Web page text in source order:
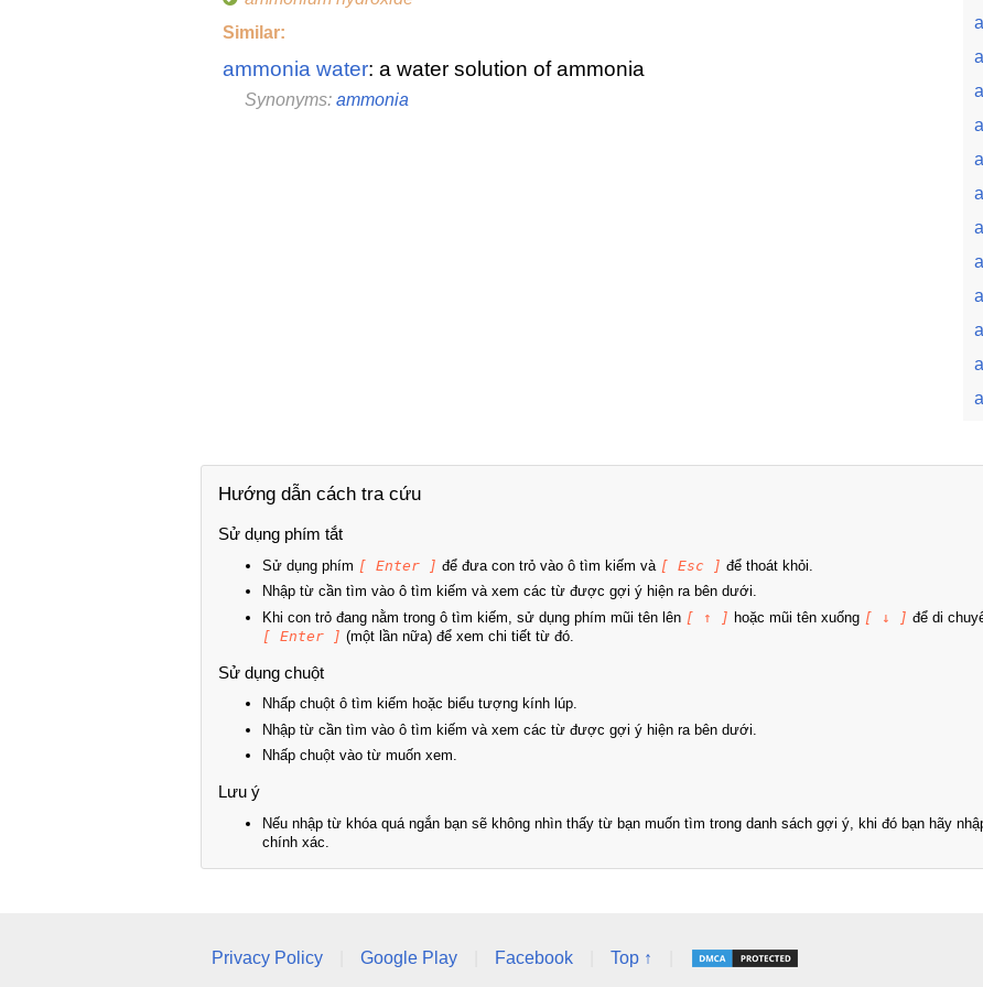
Similar:
ammonia water: a water solution of ammonia
Synonyms: ammonia
Hướng dẫn cách tra cứu
Sử dụng phím tắt
Sử dụng phím [ Enter ] để đưa con trỏ vào ô tìm kiếm và [ Esc ] để thoát khỏi.
Nhập từ cần tìm vào ô tìm kiếm và xem các từ được gợi ý hiện ra bên dưới.
Khi con trỏ đang nằm trong ô tìm kiếm, sử dụng phím mũi tên lên [ ↑ ] hoặc mũi tên xuống [ ↓ ] để di
[ Enter ] (một lần nữa) để xem chi tiết từ đó.
Sử dụng chuột
Nhấp chuột ô tìm kiếm hoặc biểu tượng kính lúp.
Nhập từ cần tìm vào ô tìm kiếm và xem các từ được gợi ý hiện ra bên dưới.
Nhấp chuột vào từ muốn xem.
Lưu ý
Nếu nhập từ khóa quá ngắn bạn sẽ không nhìn thấy từ bạn muốn tìm trong danh sách gợi ý, khi đó bạn hãy
chính xác.
Privacy Policy Google Play Facebook Top ↑